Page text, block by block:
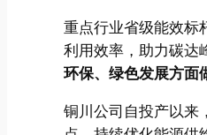
重点行业省级能效标
利用效率，助力碳达
环保、绿色发展方面
铜川公司自投产以来